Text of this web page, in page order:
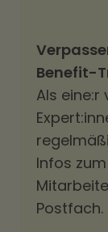
Benefit-
Als eine:r
Infos
Postfach.